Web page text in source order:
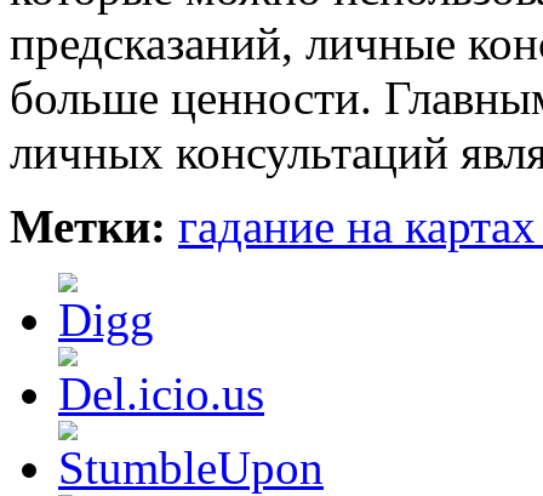
предсказаний, личные
больше ценности.
личных консультаций
Метки: гадание на